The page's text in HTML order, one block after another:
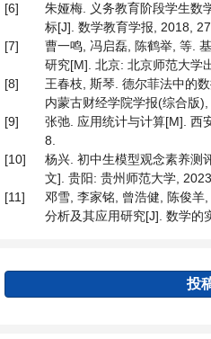
[6]
朱娅梅. 义务教育阶段学生数
标[J]. 数学教育学报, 2018,
[7]
曹一鸣, 冯启磊, 陈鹤举, 等.
研究[M]. 北京: 北京师范大学
[8]
王春枝, 斯琴. 德尔菲法中的
内蒙古财经学院学报(综合版
[9]
张弛. 应用统计与计算[M]. 西
8.
[10]
杨兴. 初中生模型观念素养测
文]. 贵阳: 贵州师范大学, 2023.
[11]
邓雪, 李家铭, 曾浩健, 陈俊羊
分析及其应用研究[J]. 数学的
投